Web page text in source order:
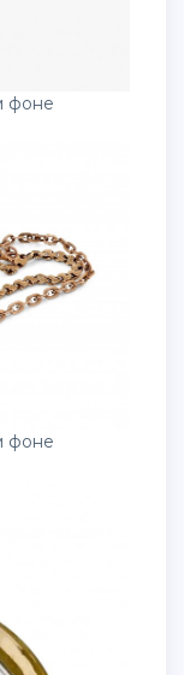
фоне
фоне